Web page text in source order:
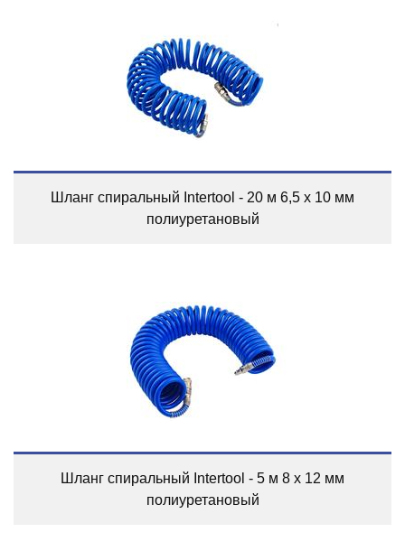
Шланг спиральный Intertool - 20 м 6,5 х 10 мм
полиуретановый
Шланг спиральный Intertool - 5 м 8 х 12 мм
полиуретановый